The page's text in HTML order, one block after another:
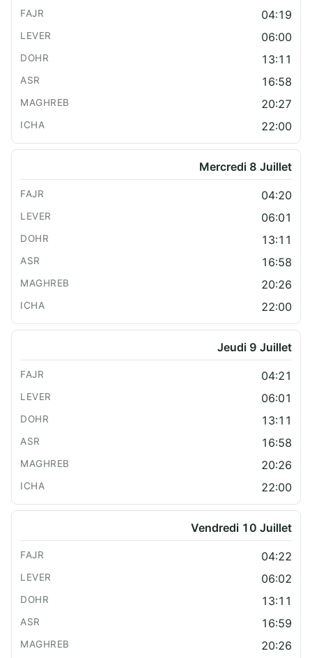
04:19
06:00
13:11
16:58
20:27
22:00
Mercredi 8 Juillet
04:20
06:01
13:11
16:58
20:26
22:00
Jeudi 9 Juillet
04:21
06:01
13:11
16:58
20:26
22:00
Vendredi 10 Juillet
04:22
06:02
13:11
16:59
20:26